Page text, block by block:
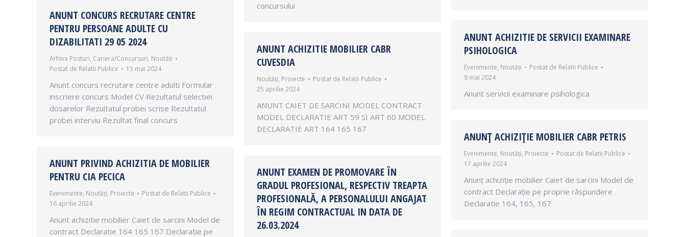
concursului
ANUNT CONCURS RECRUTARE CENTRE
PENTRU PERSOANE ADULTE CU
DIZABILITATI 29 05 2024
Arhiva Posturi, Cariera/Concursuri, Noutăți
Postat de Relatii Publice 15 mai 2024
Anunt concurs recrutare centre adulti Formular
inscriere concurs Model CV Rezultatul selectiei
dosarelor Rezultatul probei scrise Rezultatul
probei interviu Rezultat final concurs
ANUNT ACHIZITIE DE SERVICII EXAMINARE
PSIHOLOGICA
Evenimente, Noutăți Postat de Relatii Publice
9 mai 2024
Anunt servicii examinare psihologica
ANUNT ACHIZITIE MOBILIER CABR
CUVESDIA
Noutăți, Proiecte Postat de Relatii Publice
25 aprilie 2024
ANUNT CAIET DE SARCINI MODEL CONTRACT
MODEL DECLARATIE ART 59 SI ART 60 MODEL
DECLARATIE ART 164 165 167
ANUNȚ ACHIZIȚIE MOBILIER CABR PETRIS
Evenimente, Noutăți, Proiecte Postat de Relatii Publice
17 aprilie 2024
Anunț achiziție mobilier Caiet de sarcini Model de
contract Declarație pe proprie răspundere
Declaratie 164, 165, 167
ANUNT PRIVIND ACHIZITIA DE MOBILIER
PENTRU CIA PECICA
Evenimente, Noutăți, Proiecte Postat de Relatii Publice
16 aprilie 2024
Anunt achizitie mobilier Caiet de sarcini Model de
contract Declaratie 164 165 167 Declaratie pe
ANUNT EXAMEN DE PROMOVARE ÎN
GRADUL PROFESIONAL, RESPECTIV TREAPTA
PROFESIONALĂ, A PERSONALULUI ANGAJAT
ÎN REGIM CONTRACTUAL IN DATA DE
26.03.2024